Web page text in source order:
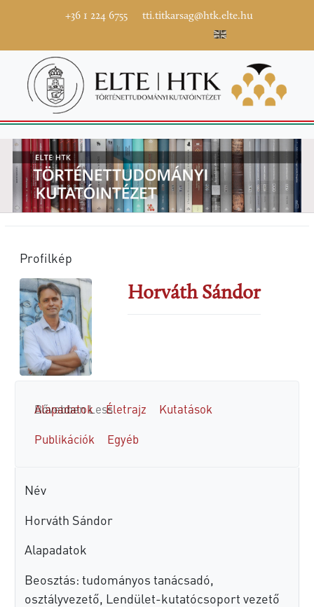
+36 1 224 6755 tti.titkarsag@htk.elte.hu
Profilkép
Horváth Sándor
Alapadatok Életrajz
Kutatások
Publikációk
Egyéb
BővebbenLess
Név
Horváth Sándor
Alapadatok
Beosztás: tudományos tanácsadó,
osztályvezető, Lendület-kutatócsoport vezető